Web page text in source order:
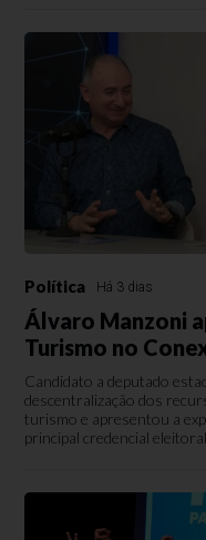
Política Há 3 dias
Álvaro Manzoni
Turismo no
Candidato a deputado
descentralização dos
turismo e apresentou a
principal credencial eleitoral.